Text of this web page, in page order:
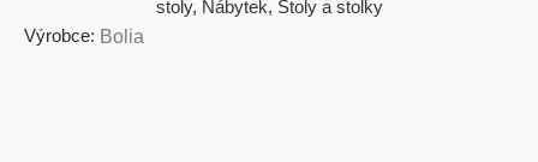
stoly, Nábytek, Stoly a stolky
Výrobce: Bolia